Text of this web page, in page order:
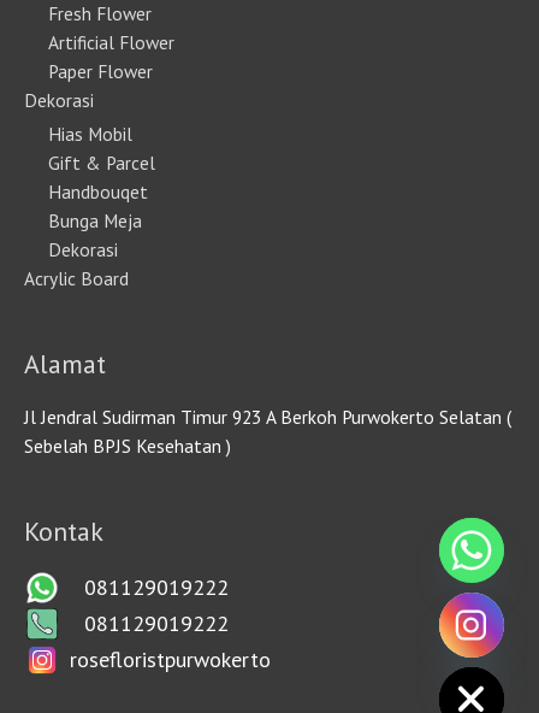
Fresh Flower
Artificial Flower
Paper Flower
Dekorasi
Hias Mobil
Gift & Parcel
Handbouqet
Bunga Meja
Dekorasi
Acrylic Board
Alamat
Jl Jendral Sudirman Timur 923 A Berkoh Purwokerto Selatan (
Sebelah BPJS Kesehatan )
Kontak
081129019222
081129019222
rosefloristpurwokerto
HIDE CHATY